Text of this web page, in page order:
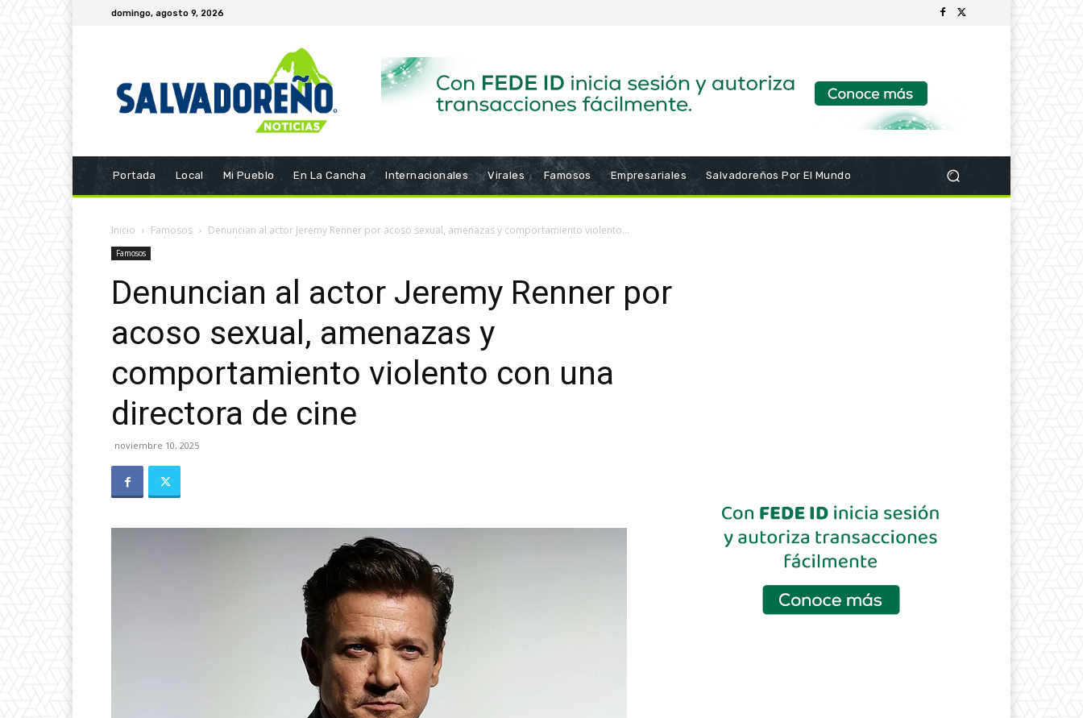
domingo, agosto 9, 2026
Portada Local Mi Pueblo En La Cancha Internacionales Virales Famosos Empresariales Salvadoreños Por El Mundo
Inicio Famosos Denuncian al actor Jeremy Renner por acoso sexual, amenazas y comportamiento violento...
Famosos
Denuncian al actor Jeremy Renner por
acoso sexual, amenazas y
comportamiento violento con una
directora de cine
noviembre 10, 2025